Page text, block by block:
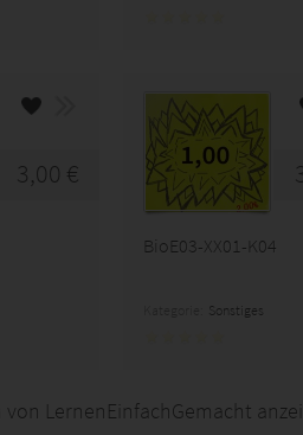
3,00 €
BioE03-XX01-K04
Sonstiges
von LernenEinfachGemacht